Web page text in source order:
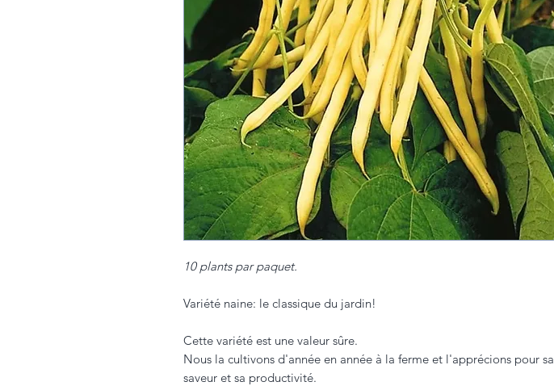
10 plants par paquet.
Variété naine: le classique du jardin!
Cette variété est une valeur sûre.
Nous la cultivons d'année en année à la ferme et l'apprécions pour sa
saveur et sa productivité.